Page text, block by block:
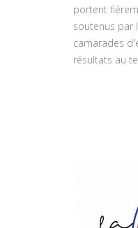
portent
soutenus par
camarades
résultats au